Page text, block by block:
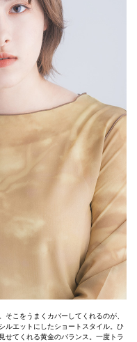
こをうまくカバーしてくれるのが、
ルエットにしたショートスタイル。ひ
せてくれる黄金のバランス。一度トラ